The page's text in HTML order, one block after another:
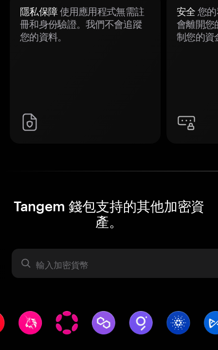
隱私保障使用應用程式無需註
冊和身份驗證。我們不會追蹤
您的資料。
安全 您
會離開您
制您的資
Tangem 錢包支持的其他加密資
產。
資產